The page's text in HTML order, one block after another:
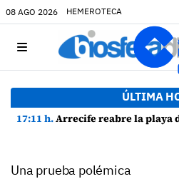
08 AGO 2026 HEMEROTECA
ÚLTIMA
17:11 h.Arrecife reabre la playa de El Reducto con las últimas
Una prueba polémica